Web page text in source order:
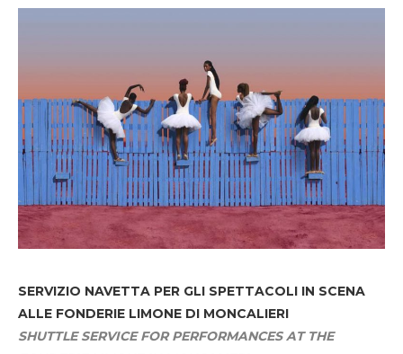
SERVIZIO NAVETTA PER GLI SPETTACOLI IN SCENA
ALLE FONDERIE LIMONE DI MONCALIERI
SHUTTLE SERVICE FOR PERFORMANCES AT THE